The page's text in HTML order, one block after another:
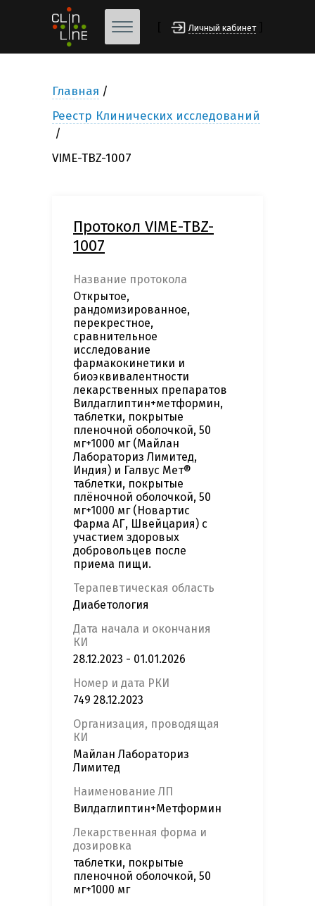
Личный кабинет
Главная
Реестр Клинических исследований
VIME-TBZ-1007
Протокол VIME-TBZ-
1007
Название протокола
Открытое,
рандомизированное,
перекрестное,
сравнительное
исследование
фармакокинетики и
биоэквивалентности
лекарственных препаратов
Вилдаглиптин+метформин,
таблетки, покрытые
пленочной оболочкой, 50
мг+1000 мг (Майлан
Лабораториз Лимитед,
Индия) и Галвус Мет®
таблетки, покрытые
плёночной оболочкой, 50
мг+1000 мг (Новартис
Фарма АГ, Швейцария) с
участием здоровых
добровольцев после
приема пищи.
Терапевтическая область
Диабетология
Дата начала и окончания
КИ
28.12.2023 - 01.01.2026
Номер и дата РКИ
749 28.12.2023
Организация, проводящая
КИ
Майлан Лабораториз
Лимитед
Наименование ЛП
Вилдаглиптин+Метформин
Лекарственная форма и
дозировка
таблетки, покрытые
пленочной оболочкой, 50
мг+1000 мг